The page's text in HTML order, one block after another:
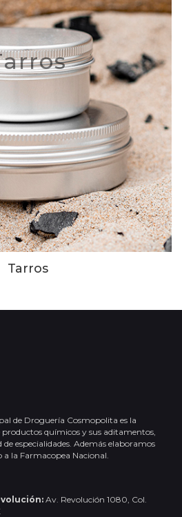
Tarros
de Droguería Cosmopolita es la
químicos y sus aditamentos,
especialidades. Además elaboramos
la Farmacopea Nacional.
Av. Revolución 1080, Col.